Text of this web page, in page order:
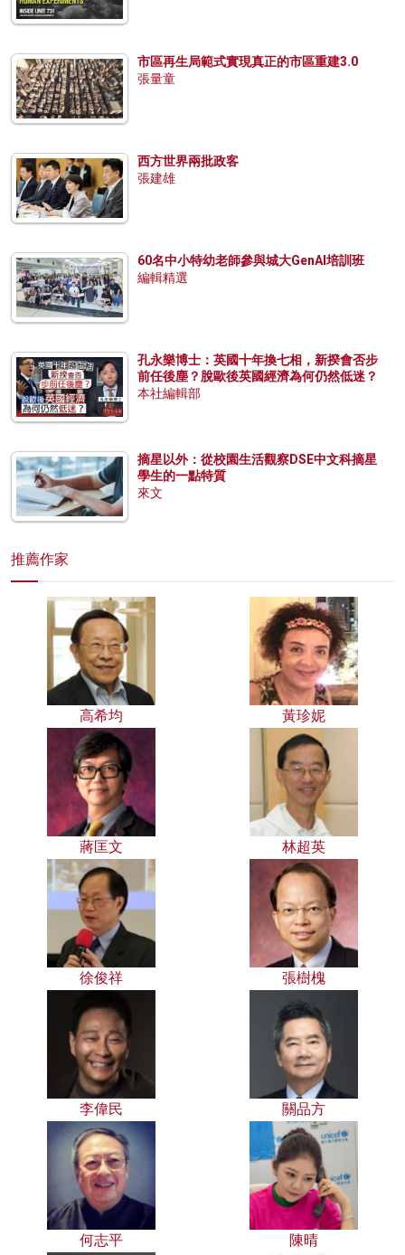
市區再生局範式實現真正的市區重建3.0
張量童
西方世界兩批政客
張建雄
60名中小特幼老師參與城大GenAI培訓班
編輯精選
孔永樂博士：英國十年換七相，新揆會否步
前任後塵？脫歐後英國經濟為何仍然低迷？
本社編輯部
摘星以外：從校園生活觀察DSE中文科摘星
學生的一點特質
來文
推薦作家
高希均 黃珍妮
蔣匡文 林超英
徐俊祥 張樹槐
李偉民 關品方
何志平 陳晴